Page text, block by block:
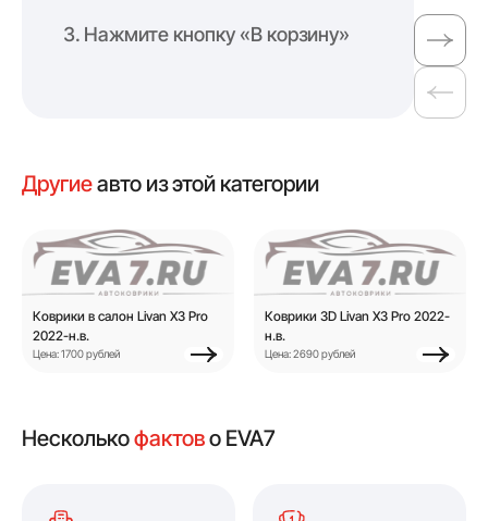
Нажмите кнопку «В корзину»
Другиеавто из этой категории
Коврики в салон Livan X3 Pro
2022-н.в.
Цена: 1700 рублей
Коврики 3D Livan X3 Pro 2022-
н.в.
Цена: 2690 рублей
Несколькофактово EVA7